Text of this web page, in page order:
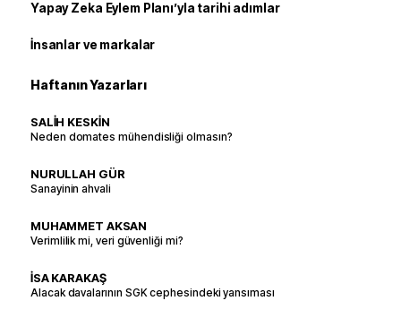
Yapay Zeka Eylem Planı’yla tarihi adımlar
İnsanlar ve markalar
Haftanın Yazarları
SALİH KESKİN
Neden domates mühendisliği olmasın?
NURULLAH GÜR
Sanayinin ahvali
MUHAMMET AKSAN
Verimlilik mi, veri güvenliği mi?
İSA KARAKAŞ
Alacak davalarının SGK cephesindeki yansıması